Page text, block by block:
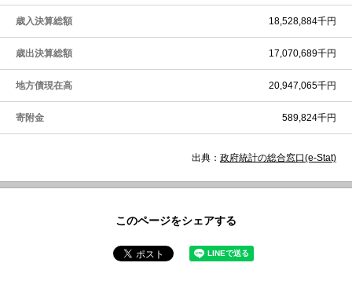
歳入決算総額 18,528,884千円
歳出決算総額 17,070,689千円
地方債現在高 20,947,065千円
寄附金 589,824千円
出典： 政府統計の総合窓口(e-Stat)
このページをシェアする